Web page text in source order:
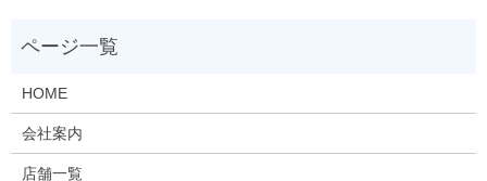
HOME
会社案内
店舗一覧